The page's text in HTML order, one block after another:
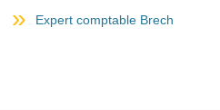
Expert comptable Brech